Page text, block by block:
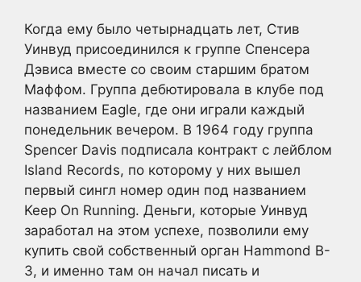
Когда ему было четырнадцать лет, Стив
Уинвуд присоединился к группе Спенсера
Дэвиса вместе со своим старшим братом
Маффом. Группа дебютировала в клубе под
названием Eagle, где они играли каждый
понедельник вечером. В 1964 году группа
Spencer Davis подписала контракт с лейблом
Island Records, по которому у них вышел
первый сингл номер один под названием
Keep On Running. Деньги, которые Уинвуд
заработал на этом успехе, позволили ему
купить свой собственный орган Hammond B-
3, и именно там он начал писать и